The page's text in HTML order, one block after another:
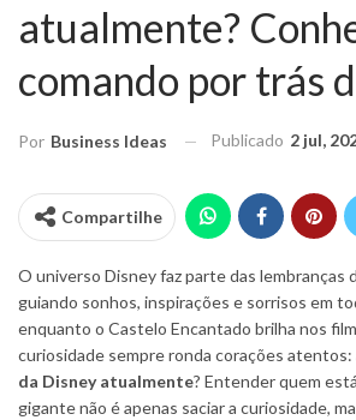
atualmente?
comando por trás
Por Business Ideas Publicado 2 jul,
Compartilhe
O universo Disney faz parte das lembranças
guiando sonhos, inspirações e sorrisos em
enquanto o Castelo Encantado brilha nos
curiosidade sempre ronda corações atentos:
da Disney atualmente? Entender quem
gigante não é apenas saciar a curiosidade,